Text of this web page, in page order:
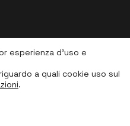
esperienza d'uso e
a quali cookie uso sul
.